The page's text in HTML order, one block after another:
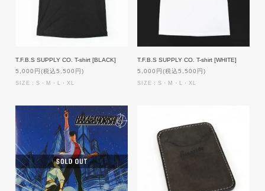
T.F.B.S SUPPLY CO. T-shirt [BLACK]
5,000円(税込5,500円)
SIZE：S・M・L・XL
T.F.B.S SUPPLY CO. T-shirt [WHITE]
5,000円(税込5,500円)
SIZE：S・M・L・XL